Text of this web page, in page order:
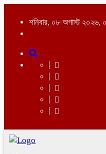
শনিবার, ০৮ অগাস্ট ২০২৬,